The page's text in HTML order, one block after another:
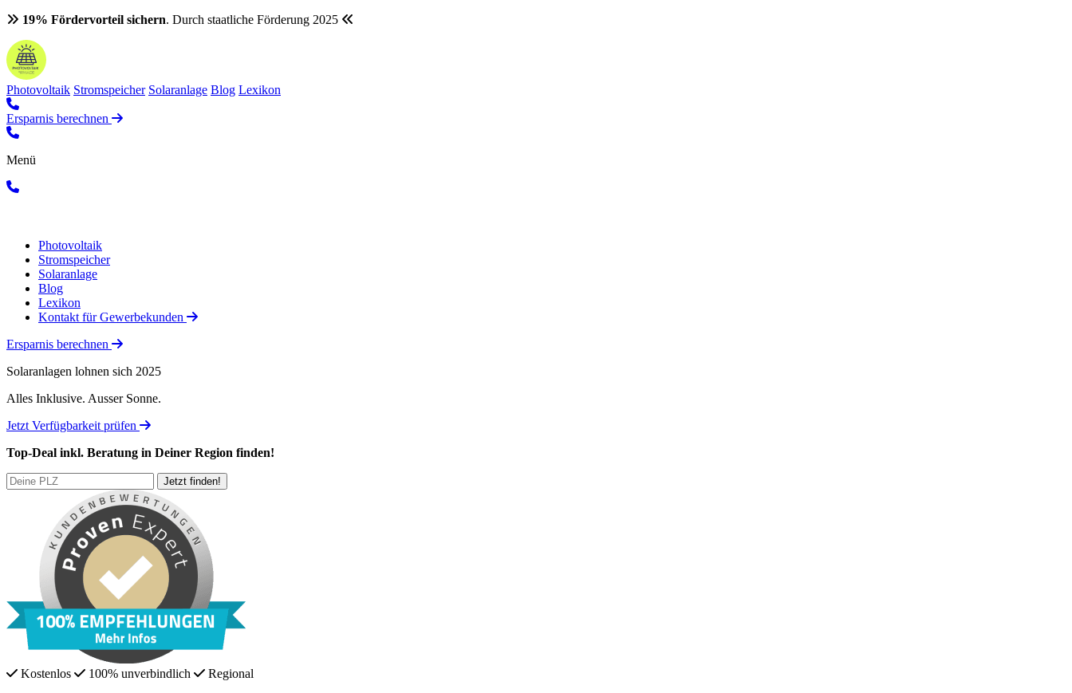
19% Fördervorteil sichern. Durch staatliche Förderung 2025
Photovoltaik Stromspeicher Solaranlage Blog Lexikon
Ersparnis berechnen
Menü
Photovoltaik
Stromspeicher
Solaranlage
Blog
Lexikon
Kontakt für Gewerbekunden
Ersparnis berechnen
Solaranlagen lohnen sich 2025
Alles Inklusive. Ausser Sonne.
Jetzt Verfügbarkeit prüfen
Top-Deal inkl. Beratung in Deiner Region finden!
Kostenlos 100% unverbindlich
Regional